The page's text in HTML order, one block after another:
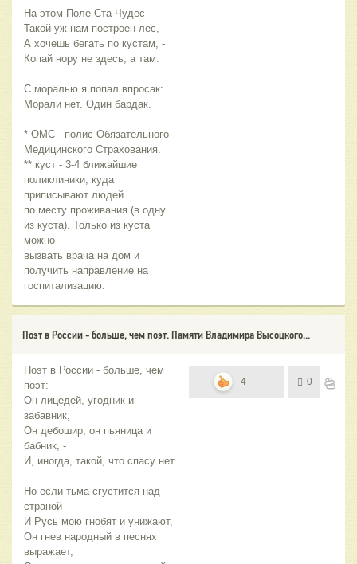
На этом Поле Ста Чудес
Такой уж нам построен лес,
А хочешь бегать по кустам, -
Копай нору не здесь, а там.
С моралью я попал впросак:
Морали нет. Один бардак.
* ОМС - полис Обязательного
Медицинского Страхования.
** куст - 3-4 ближайшие
поликлиники, куда
приписывают людей
по месту проживания (в одну
из куста). Только из куста
можно
вызвать врача на дом и
получить направление на
госпитализацию.
Поэт в России - больше, чем поэт. Памяти Владимира Высоцкого...
Поэт в России - больше, чем
поэт:
Он лицедей, угодник и
забавник,
Он дебошир, он пьяница и
бабник, -
И, иногда, такой, что спасу нет.
Но если тьма сгустится над
страной
И Русь мою гнобят и унижают,
Он гнев народный в песнях
выражает,
4 0